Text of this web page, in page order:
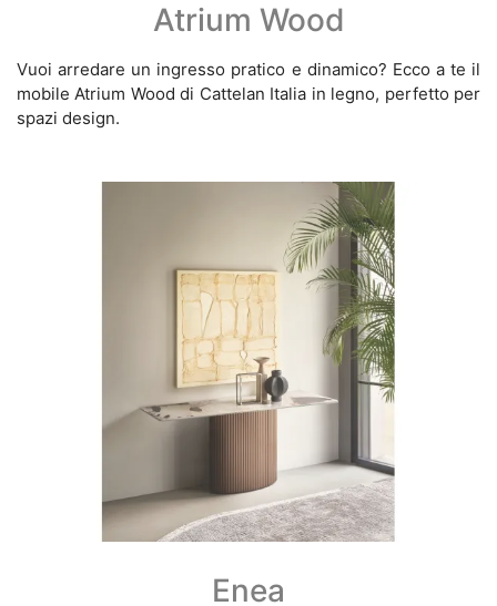
Atrium Wood
Vuoi arredare un ingresso pratico e dinamico? Ecco a te il
mobile Atrium Wood di Cattelan Italia in legno, perfetto per
spazi design.
Enea